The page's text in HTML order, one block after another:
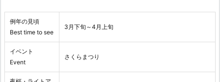
例年の見頃
Best time to see
3月下旬～4月上旬
イベント
Event
さくらまつり